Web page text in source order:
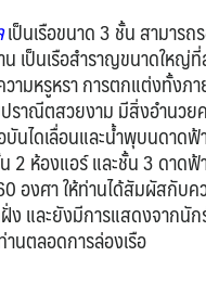
เป็นเรือขนาด 3 ชั้น สามาร
เป็นเรือสำราญขนาดใหญ่ที่
วามหรูหรา การตกแต่งทั้งภา
ราณีตสวยงาม มีสิ่งอำนวย
บันไดเลื่อนและน้ำพุบนดาดฟ้
2 ห้องแอร์ และชั้น 3 ดาดฟ้
องศา ให้ท่านได้สัมผัสกับ
ง และยังมีการแสดงจากนั
นตลอดการล่องเรือ